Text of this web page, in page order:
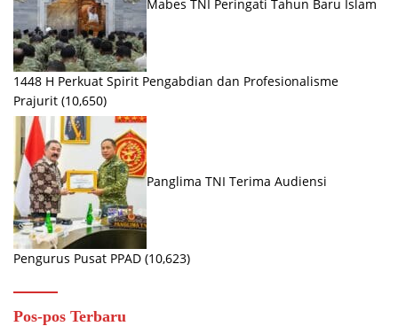
Mabes TNI Peringati Tahun Baru Islam
1448 H Perkuat Spirit Pengabdian dan Profesionalisme
Prajurit (10,650)
Panglima TNI Terima Audiensi
Pengurus Pusat PPAD (10,623)
Pos-pos Terbaru